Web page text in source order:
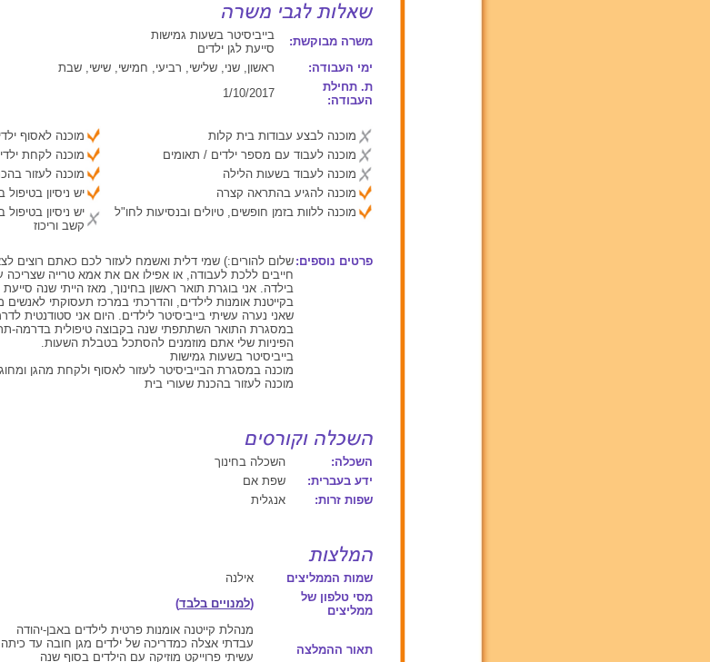
משרה מבוקשת:
בייביסיטר בשעות גמישות
סייעת לגן ילדים
ימי העבודה:
ראשון, שני, שלישי, רביעי, חמישי, שישי, שבת
ת. תחילת
העבודה:
1/10/2017
מוכנה לבצע עבודות בית קלות
מוכנה לעבוד עם מספר ילדים / תאומים
מוכנה לעבוד בשעות הלילה
מוכנה להגיע בהתראה קצרה
מוכנה ללוות בזמן חופשים, טיולים ובנסיעות לחו"ל
מוכנה לאסוף
מוכנה לקחת
מוכנה לעזור
יש ניסיון
יש ניסיון
קשב וריכוז
פרטים נוספים:שלום להורים:) שמי דלית ואשמח לעזור לכם כאתם רוצים
חייבים ללכת לעבודה, או אפילו אם את אמא טרייה
בילדה. אני בוגרת תואר ראשון בחינוך, מאז הייתי שנה
בקייטנת אומנות לילדים, והדרכתי במרכז תעסוקתי
שאני נערה עשיתי בייביסיטר לילדים. היום אני סטודנטית
במסגרת התואר השתתפתי שנה בקבוצה טיפולית בדרמה-
הפיניות שלי אתם מוזמנים להסתכל בטבלת השעות.
בייביסיטר בשעות גמישות
מוכנה במסגרת הבייביסיטר לעזור לאסוף ולקחת מהגן
מוכנה לעזור בהכנת שעורי בית
השכלה:
השכלה בחינוך
ידע בעברית:
שפת אם
שפות זרות:
אנגלית
שמות הממליצים
אילנה
מסי טלפון של
ממליצים
(למנויים בלבד)
תאור ההמלצה
מנהלת קייטנה אומנות פרטית לילדים באבן-יהודה
עבדתי אצלה כמדריכה של ילדים מגן חובה עד
עשיתי פרוייקט מוזיקה עם הילדים בסוף שנה